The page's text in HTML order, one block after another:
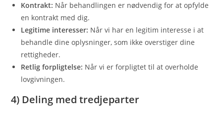
Kontrakt: Når behandlingen er nødvendig for at opfylde
en kontrakt med dig.
Legitime interesser: Når vi har en legitim interesse i at
behandle dine oplysninger, som ikke overstiger dine
rettigheder.
Retlig forpligtelse: Når vi er forpligtet til at overholde
lovgivningen.
4) Deling med tredjeparter